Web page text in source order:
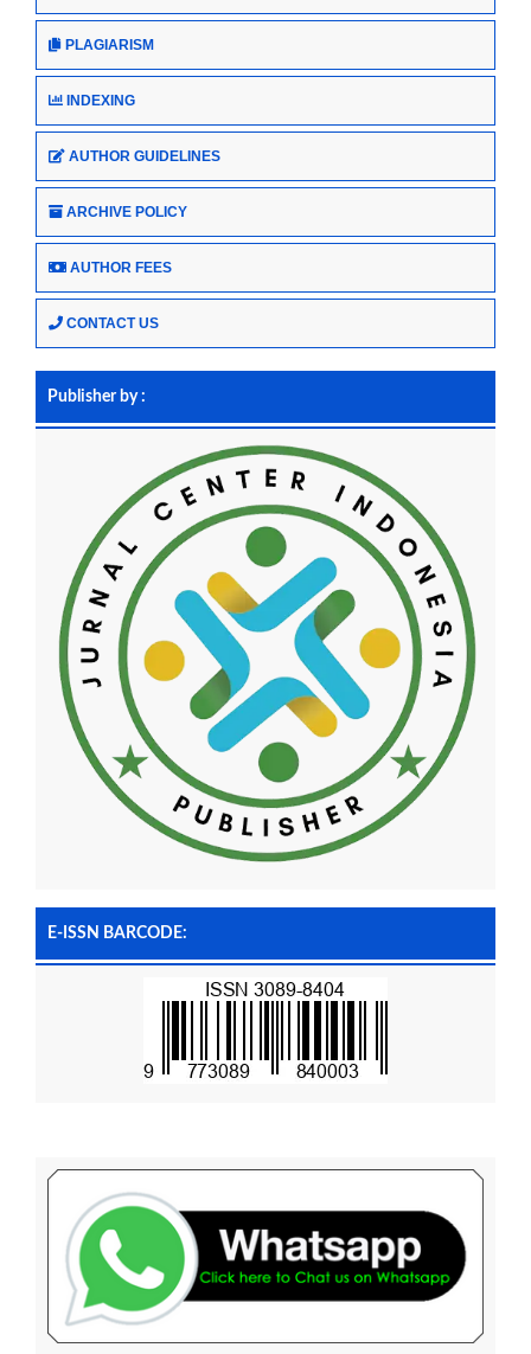
PLAGIARISM
INDEXING
AUTHOR GUIDELINES
ARCHIVE POLICY
AUTHOR FEES
CONTACT US
Publisher by :
E-ISSN BARCODE: